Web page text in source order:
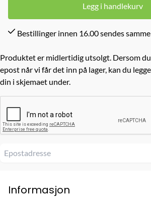
Legg i handlekurv
Bestillinger innen 16.00 sendes
Produktet er midlertidig utsolgt. Dersom
epost når vi får det inn på lager, kan du
din i skjemaet under.
Informasjon